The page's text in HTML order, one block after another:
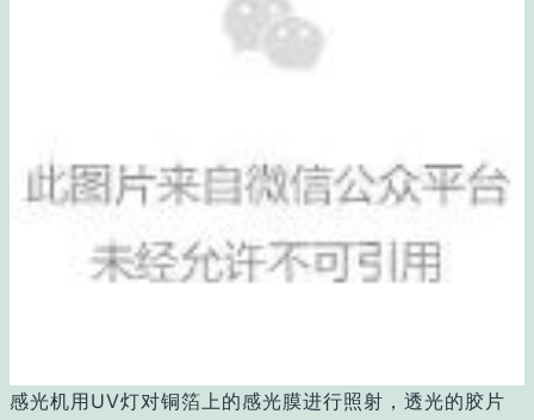
感光机用UV灯对铜箔上的感光膜进行照射，透光的胶片